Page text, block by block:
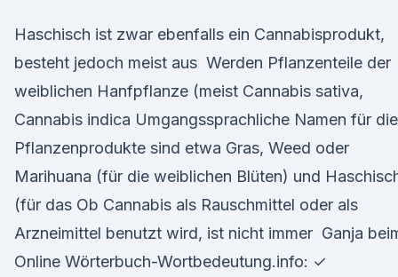
Haschisch ist zwar ebenfalls ein Cannabisprodukt,
besteht jedoch meist aus Werden Pflanzenteile der
weiblichen Hanfpflanze (meist Cannabis sativa,
Cannabis indica Umgangssprachliche Namen für
Pflanzenprodukte sind etwa Gras, Weed oder
Marihuana (für die weiblichen Blüten) und
(für das Ob Cannabis als Rauschmittel oder als
Arzneimittel benutzt wird, ist nicht immer Ganja
Online Wörterbuch-Wortbedeutung.info: ✓